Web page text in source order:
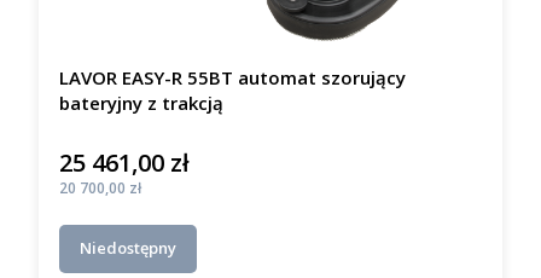
LAVOR EASY-R 55BT automat szorujący
bateryjny z trakcją
Cena
25 461,00 zł
Cena
20 700,00 zł
Niedostępny